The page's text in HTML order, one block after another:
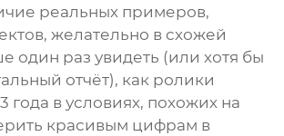
реальных примеров,
желательно в схожей
один раз увидеть (или хотя бы
отчёт), как ролики
года в условиях, похожих на
красивым цифрам в